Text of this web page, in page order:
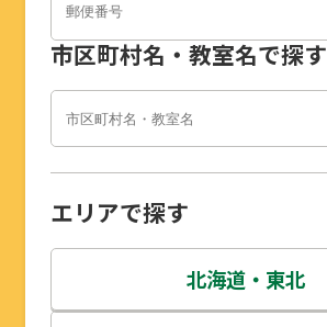
市区町村名・教室名で探す
エリアで探す
北海道・東北